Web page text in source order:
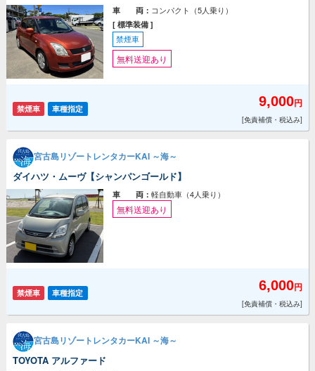
車 両： コンパクト（5人乗り）
[ 標準装備 ]
禁煙車
無料送迎あり
禁煙車 車種指定 9,000円
[免責補償・税込み]
宮古島リゾートレンタカーKAI ～海～
ダイハツ・ムーヴ【シャンパンゴールド】
車 両： 軽自動車（4人乗り）
無料送迎あり
禁煙車 車種指定 6,000円
[免責補償・税込み]
宮古島リゾートレンタカーKAI ～海～
TOYOTA アルファード